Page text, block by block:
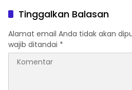
Tinggalkan Balasan
Alamat email Anda tidak akan
wajib ditandai *